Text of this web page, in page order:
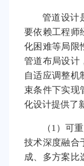
管道设计
要依赖工程师
化困难等局限
管道布局设计
自适应调整机
束条件下实现
化设计提供了
（1）可
技术深度融合
成、多方案比